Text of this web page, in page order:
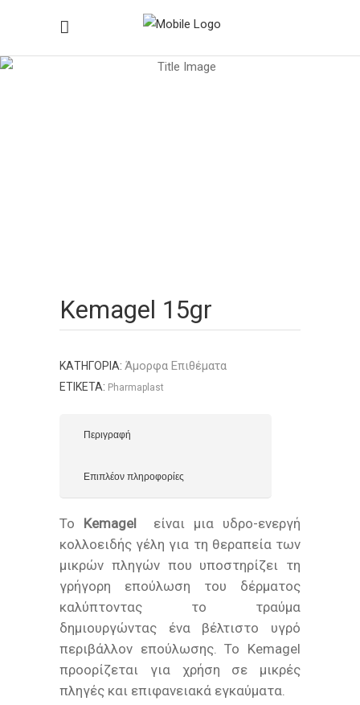
Ιατρικά Προϊόντα
Kemagel 15gr
ΚΑΤΗΓΟΡΊΑ: Άμορφα Επιθέματα
ΕΤΙΚΈΤΑ: Pharmaplast
Περιγραφή
Επιπλέον πληροφορίες
Το Kemagel είναι μια υδρο-ενεργή
κολλοειδής γέλη για τη θεραπεία των
μικρών πληγών που υποστηρίζει τη
γρήγορη επούλωση του δέρματος
καλύπτοντας το τραύμα
δημιουργώντας ένα βέλτιστο υγρό
περιβάλλον επούλωσης. Το Kemagel
προορίζεται για χρήση σε μικρές
πληγές και επιφανειακά εγκαύματα.